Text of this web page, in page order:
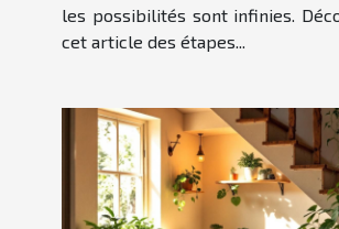
les possibilités sont infinies.
cet article des étapes...